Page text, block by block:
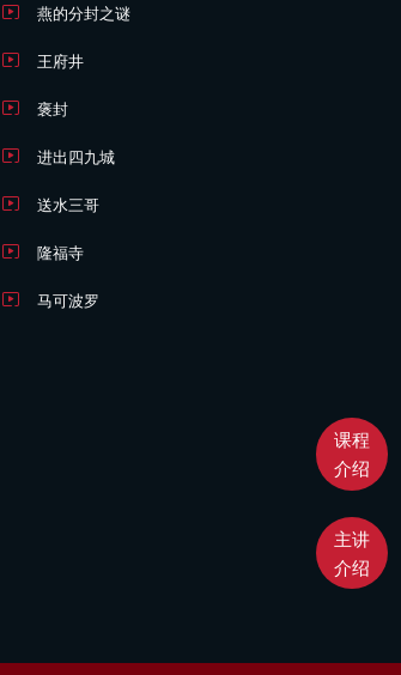
课程
介绍
主讲
介绍
燕的分封之谜
王府井
褒封
进出四九城
送水三哥
隆福寺
马可波罗